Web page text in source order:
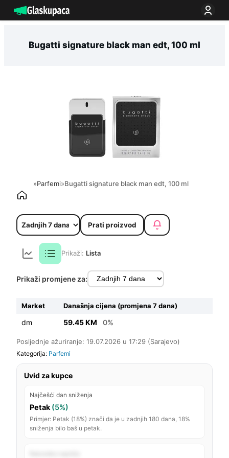
na
Bugatti signature black man edt, 100 ml
»Parfemi»Bugatti signature black man edt, 100 ml
Prati proizvod
Prikaži: Lista
Prikaži promjene za:
Market Današnja cijena (promjena 7 dana)
dm 59.45 KM 0%
Posljednje ažuriranje: 19.07.2026 u 17:29 (Sarajevo)
Kategorija: Parfemi
Uvid za kupce
Najčešći dan sniženja
Petak (5%)
Primjer: Petak (18%) znači da je u zadnjih 180 dana, 18%
sniženja bilo baš u petak.